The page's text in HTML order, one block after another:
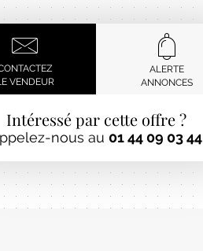
VENDEUR
ALERTE
ANNONCES
Intéressé par cette offre ?
nous au 01 44 09 03 44